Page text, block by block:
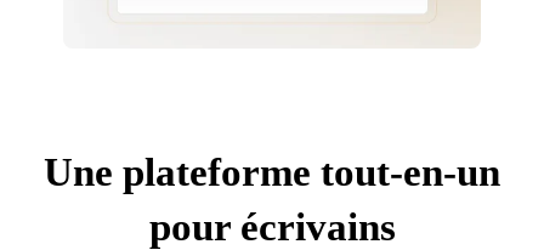
Une plateforme tout-en-un
pour écrivains